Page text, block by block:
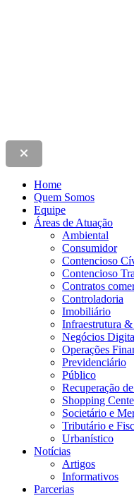
Home
Quem Somos
Equipe
Áreas de Atuação
Ambiental
Consumidor
Contencioso
Contencioso
Contratos
Controladoria
Imobiliário
Infraestrutura
Negócios
Operações
Previdenciário
Público
Recuperação
Shopping
Societário e
Tributário e
Urbanístico
Notícias
Artigos
Informativos
Parcerias